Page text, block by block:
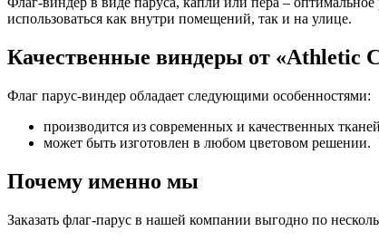
использоваться как внутри помещений, так и на улице.
Качественные виндеры от «Athletic
Флаг парус-виндер обладает следующими особенностями:
производится из современных и качественных
может быть изготовлен в любом цветовом решении.
Почему именно мы
Заказать флаг-парус в нашей компании выгодно по